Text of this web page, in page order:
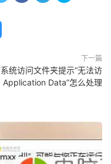
下一篇
统访问文件夹提示“无法访
Application Data”怎么处理